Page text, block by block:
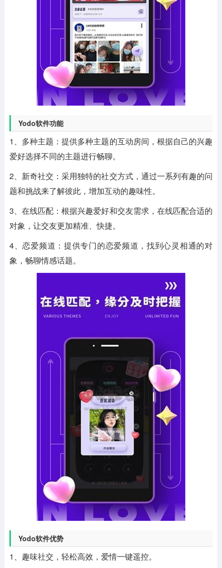
Yodo软件功能
1、多种主题：提供多种主题的互动房间，根据自己的兴趣
爱好选择不同的主题进行畅聊。
2、新奇社交：采用独特的社交方式，通过一系列有趣的问
题和挑战来了解彼此，增加互动的趣味性。
3、在线匹配：根据兴趣爱好和交友需求，在线匹配合适的
对象，让交友更加精准、快捷。
4、恋爱频道：提供专门的恋爱频道，找到心灵相通的对
象，畅聊情感话题。
Yodo软件优势
1、趣味社交，轻松高效，爱情一键遥控。